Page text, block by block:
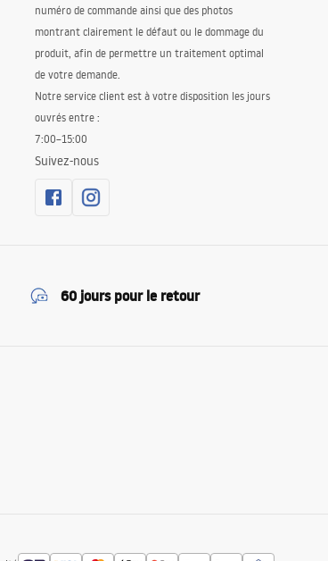
numéro de commande ainsi que des photos
montrant clairement le défaut ou le dommage du
produit, afin de permettre un traitement optimal
de votre demande.
Notre service client est à votre disposition les jours
ouvrés entre :
7:00–15:00
Suivez-nous
60 jours pour le retour